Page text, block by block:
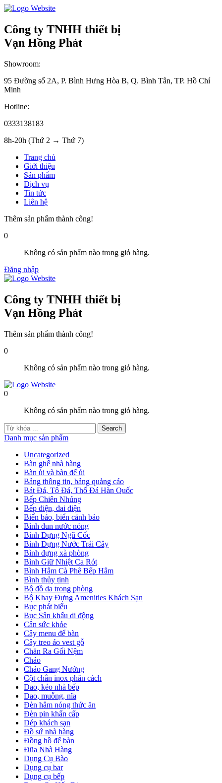
Công ty TNHH thiết bị
Vạn Hồng Phát
Showroom:
95 Đường số 2A, P. Bình Hưng Hòa B, Q. Bình Tân, TP. Hồ Chí
Minh
Hotline:
0333138183
8h-20h (Thứ 2 → Thứ 7)
Trang chủ
Giới thiệu
Sản phẩm
Dịch vụ
Tin tức
Liên hệ
Thêm sản phẩm thành công!
0
Không có sản phẩm nào trong giỏ hàng.
Đăng nhập
Công ty TNHH thiết bị
Vạn Hồng Phát
Thêm sản phẩm thành công!
0
Không có sản phẩm nào trong giỏ hàng.
0
Không có sản phẩm nào trong giỏ hàng.
Danh mục sản phẩm
Uncategorized
Bàn ghế nhà hàng
Bàn ủi và bàn để ủi
Bảng thông tin, bảng quảng cáo
Bát Đá, Tô Đá, Thố Đá Hàn Quốc
Bếp Chiên Nhúng
Bếp điện, đai điện
Biển báo, biển cảnh báo
Bình đun nước nóng
Bình Đựng Ngũ Cốc
Bình Đựng Nước Trái Cây
Bình đựng xà phòng
Bình Giữ Nhiệt Ca Rót
Bình Hâm Cà Phê Bếp Hâm
Bình thủy tinh
Bộ đồ da trong phòng
Bộ Khay Đựng Amenities Khách Sạn
Bục phát biểu
Bục Sân khấu di động
Cân sức khỏe
Cây menu để bàn
Cây treo áo vest gỗ
Chăn Ra Gối Nệm
Chảo
Chảo Gang Nướng
Cột chắn inox phân cách
Dao, kéo nhà bếp
Dao, muỗng, nĩa
Đèn hâm nóng thức ăn
Đèn pin khẩn cấp
Dép khách sạn
Đồ sứ nhà hàng
Đồng hồ để bàn
Đũa Nhà Hàng
Dụng Cụ Bào
Dụng cụ bar
Dụng cụ bếp